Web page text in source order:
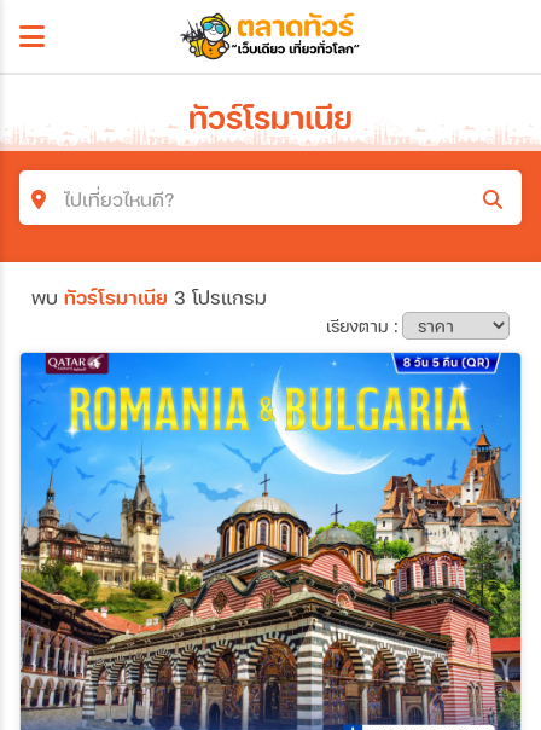
ทัวร์โรมาเนีย
ไปเที่ยวไหนดี?
โซน
ประเทศ
เมือง
สายการบิน
พบ ทัวร์โรมาเนีย 3 โปรแกรม
เรียงตาม :